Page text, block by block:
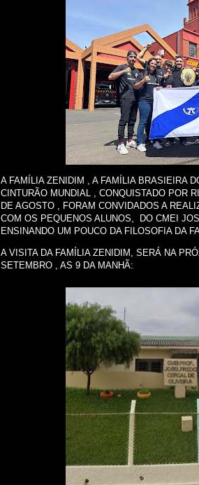
A FAMÍLIA ZENIDIM , A FAMÍLIA BRASIEIRA
CINTURÃO MUNDIAL , CONQUISTADO POR
DE AGOSTO , FORAM CONVIDADOS A
COM OS PEQUENOS ALUNOS, DO CMEI
ENSINANDO UM POUCO DA FILOSOFIA DA
A VISITA DA FAMÍLIA ZENIDIM, SERÁ NA
SETEMBRO , AS 9 DA MANHÃ: